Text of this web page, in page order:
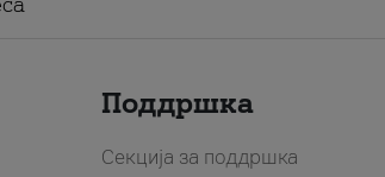
Поддршка
Секција за поддршка